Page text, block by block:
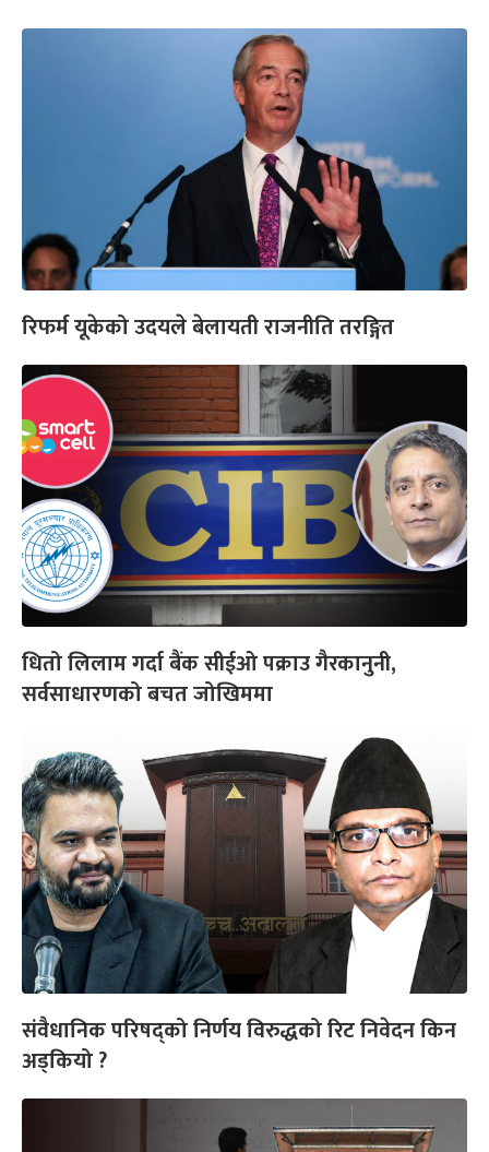
रिफर्म यूकेको उदयले बेलायती राजनीति तरङ्गित
धितो लिलाम गर्दा बैंक सीईओ पक्राउ गैरकानुनी,
सर्वसाधारणको बचत जोखिममा
संवैधानिक परिषद्को निर्णय विरुद्धको रिट निवेदन किन
अड्कियो ?